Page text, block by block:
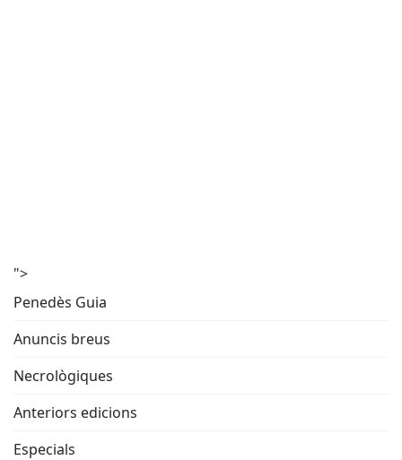
">
Penedès Guia
Anuncis breus
Necrològiques
Anteriors edicions
Especials